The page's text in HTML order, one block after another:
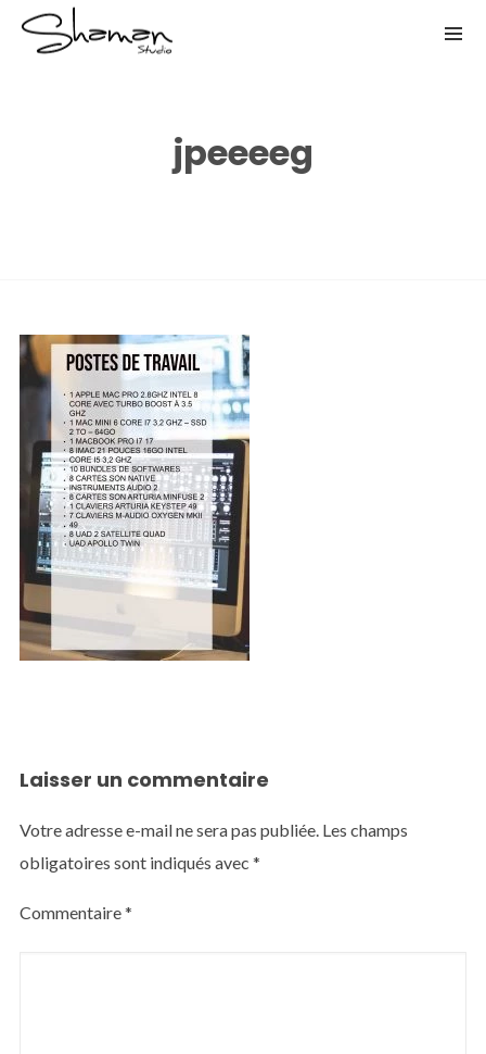
jpeeeeg
Laisser un commentaire
Votre adresse e-mail ne sera pas publiée. Les champs
obligatoires sont indiqués avec *
Commentaire*